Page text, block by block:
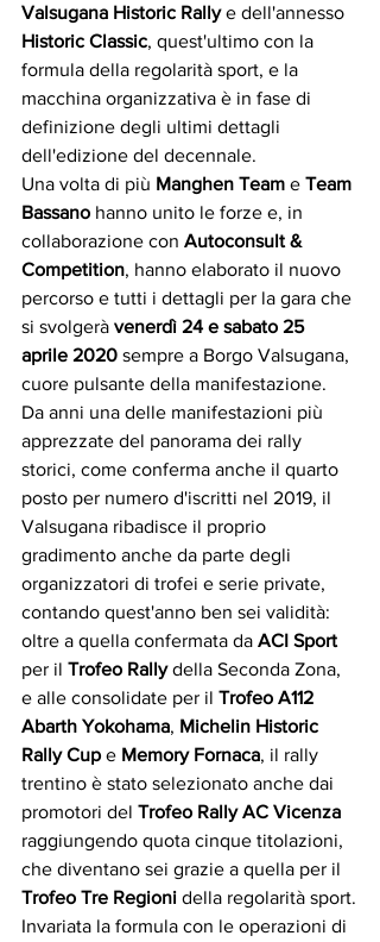
Valsugana Historic Rally e dell'annesso
Historic Classic, quest'ultimo con la
formula della regolarità sport, e la
macchina organizzativa è in fase di
definizione degli ultimi dettagli
dell'edizione del decennale.
Una volta di più Manghen Team e Team
Bassano hanno unito le forze e, in
collaborazione con Autoconsult &
Competition, hanno elaborato il nuovo
percorso e tutti i dettagli per la gara che
si svolgerà venerdì 24 e sabato 25
aprile 2020 sempre a Borgo Valsugana,
cuore pulsante della manifestazione.
Da anni una delle manifestazioni più
apprezzate del panorama dei rally
storici, come conferma anche il quarto
posto per numero d'iscritti nel 2019, il
Valsugana ribadisce il proprio
gradimento anche da parte degli
organizzatori di trofei e serie private,
contando quest'anno ben sei validità:
oltre a quella confermata da ACI Sport
per il Trofeo Rally della Seconda Zona,
e alle consolidate per il Trofeo A112
Abarth Yokohama, Michelin Historic
Rally Cup e Memory Fornaca, il rally
trentino è stato selezionato anche dai
promotori del Trofeo Rally AC Vicenza
raggiungendo quota cinque titolazioni,
che diventano sei grazie a quella per il
Trofeo Tre Regioni della regolarità sport.
Invariata la formula con le operazioni di